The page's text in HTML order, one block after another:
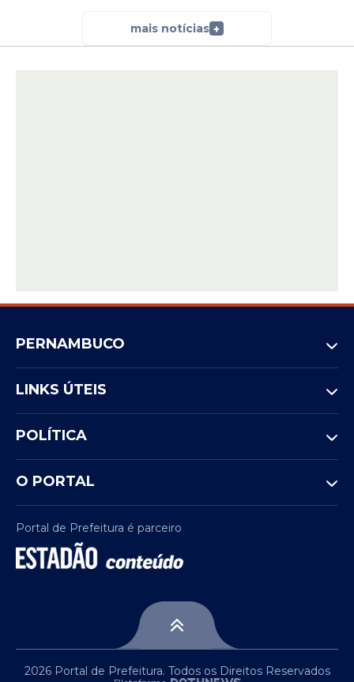
mais notícias +
PERNAMBUCO
LINKS ÚTEIS
POLÍTICA
O PORTAL
Portal de Prefeitura é parceiro
2026 Portal de Prefeitura. Todos os Direitos Reservados